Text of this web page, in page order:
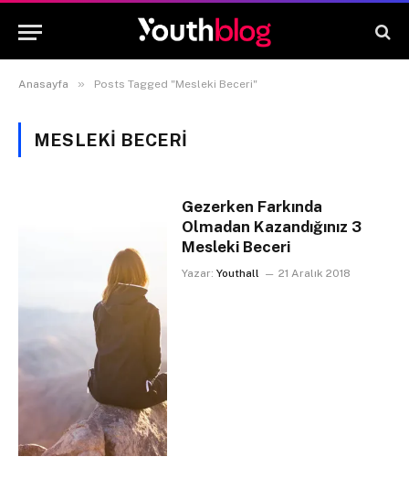
Anasayfa » Posts Tagged "Mesleki Beceri"
MESLEKI BECERI
Gezerken Farkında
Olmadan Kazandığınız 3
Mesleki Beceri
Yazar: Youthall 21 Aralık 2018